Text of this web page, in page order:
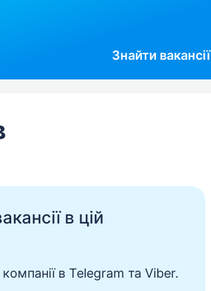
Знайти вакансії
в цій
компанії в Telegram та Viber.